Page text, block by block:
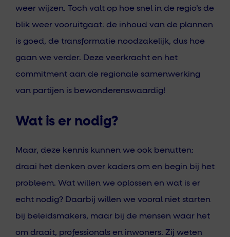
weer wijzen. Toch valt op hoe snel in de regio’s de
blik weer vooruitgaat: de inhoud van de plannen
is goed, de transformatie noodzakelijk, dus hoe
gaan we verder. Deze veerkracht en het
commitment aan de regionale samenwerking
van partijen is bewonderenswaardig!
Wat is er nodig?
Maar, deze kennis kunnen we ook benutten:
draai het denken over kaders om en begin bij het
probleem. Wat willen we oplossen en wat is er
echt nodig? Daarbij willen we vooral niet starten
bij beleidsmakers, maar bij de mensen waar het
om draait, professionals en inwoners. Zij weten